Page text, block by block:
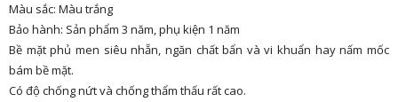
Màu sắc: Màu trắng
Bảo hành: Sản phẩm 3 năm, phụ kiện 1 năm
Bề mặt phủ men siêu nhẵn, ngăn chất bẩn và vi khuẩn hay nấm mốc
bám bề mặt.
Có độ chống nứt và chống thẩm thấu rất cao.